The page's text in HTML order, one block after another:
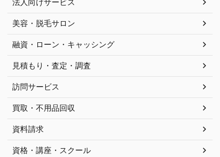
美容・脱毛サロン
融資・ローン・キャッシング
見積もり・査定・調査
訪問サービス
買取・不用品回収
資料請求
資格・講座・スクール